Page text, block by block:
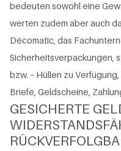
bedeuten sowohl eine
werten zudem aber auch
Décomatic, das
Sicherheitsverpackungen,
bzw. – Hüllen zu
Briefe, Geldscheine,
GESICHERTE